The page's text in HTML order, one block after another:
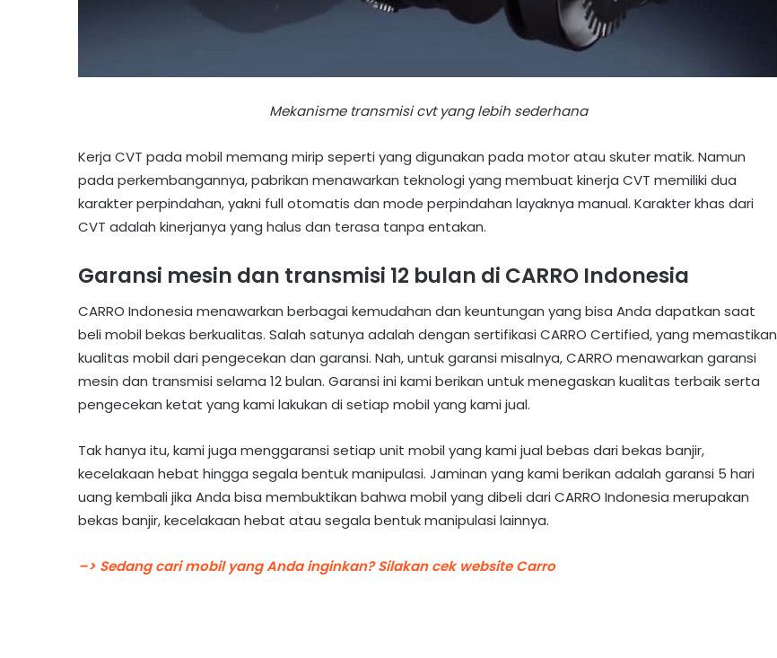
Mekanisme transmisi cvt yang lebih sederhana
Kerja CVT pada mobil memang mirip seperti yang digunakan pada motor atau skuter matik. Namun
pada perkembangannya, pabrikan menawarkan teknologi yang membuat kinerja CVT memiliki dua
karakter perpindahan, yakni full otomatis dan mode perpindahan layaknya manual. Karakter khas dari
CVT adalah kinerjanya yang halus dan terasa tanpa entakan.
Garansi mesin dan transmisi 12 bulan di CARRO Indonesia
CARRO Indonesia menawarkan berbagai kemudahan dan keuntungan yang bisa Anda dapatkan saat
beli mobil bekas berkualitas. Salah satunya adalah dengan sertifikasi CARRO Certified, yang memastikan
kualitas mobil dari pengecekan dan garansi. Nah, untuk garansi misalnya, CARRO menawarkan garansi
mesin dan transmisi selama 12 bulan. Garansi ini kami berikan untuk menegaskan kualitas terbaik serta
pengecekan ketat yang kami lakukan di setiap mobil yang kami jual.
Tak hanya itu, kami juga menggaransi setiap unit mobil yang kami jual bebas dari bekas banjir,
kecelakaan hebat hingga segala bentuk manipulasi. Jaminan yang kami berikan adalah garansi 5 hari
uang kembali jika Anda bisa membuktikan bahwa mobil yang dibeli dari CARRO Indonesia merupakan
bekas banjir, kecelakaan hebat atau segala bentuk manipulasi lainnya.
–> Sedang cari mobil yang Anda inginkan? Silakan cek website Carro